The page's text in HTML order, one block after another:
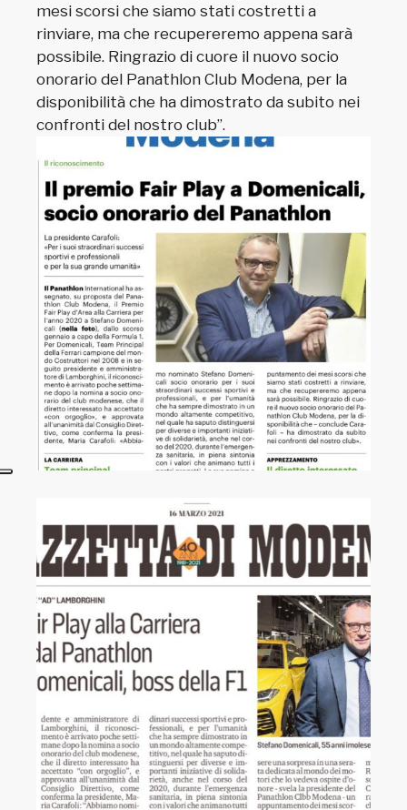
mesi scorsi che siamo stati costretti a
rinviare, ma che recupereremo appena sarà
possibile. Ringrazio di cuore il nuovo socio
onorario del Panathlon Club Modena, per la
disponibilità che ha dimostrato da subito nei
confronti del nostro club”.